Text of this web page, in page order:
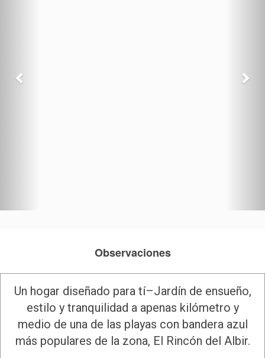
Observaciones
Un hogar diseñado para tí–Jardín de ensueño,
estilo y tranquilidad a apenas kilómetro y
medio de una de las playas con bandera azul
más populares de la zona, El Rincón del Albir.